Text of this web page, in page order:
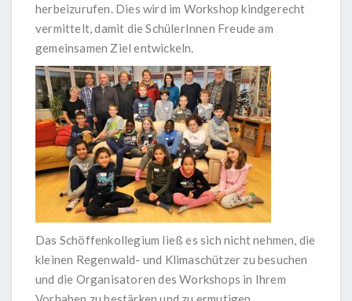
herbeizurufen. Dies wird im Workshop kindgerecht
vermittelt, damit die SchülerInnen Freude am
gemeinsamen Ziel entwickeln.
Das Schöffenkollegium ließ es sich nicht nehmen, die
kleinen Regenwald- und Klimaschützer zu besuchen
und die Organisatoren des Workshops in Ihrem